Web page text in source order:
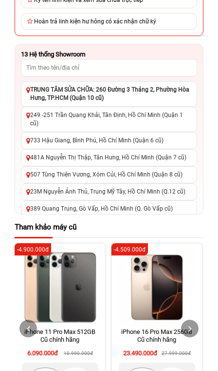
Hoàn trả linh kiện hư hỏng có xác nhận chữ ký
13 Hệ thống Showroom
TRUNG TÂM SỬA CHỮA: 260 Đường 3 Tháng 2, Phường Hòa
Hưng, TP.HCM (Quận 10 cũ)
249 -251 Trần Quang Khải, Tân Định, Hồ Chí Minh (Quận 1
cũ)
733 Hậu Giang, Bình Phú, Hồ Chí Minh (Quận 6 cũ)
481A Nguyễn Thị Thập, Tân Hưng, Hồ Chí Minh (Quận 7 cũ)
507 Tùng Thiện Vương, Xóm Củi, Hồ Chí Minh (Quận 8 cũ)
23M Nguyễn Ảnh Thủ, Trung Mỹ Tây, Hồ Chí Minh (Q.12 cũ)
389 Quang Trung, Gò Vấp, Hồ Chí Minh (Q. Gò Vấp cũ)
625 - 625A Âu Cơ, Tân Phú, Hồ Chí Minh (Quận Tân Phú cũ)
326 Lê Văn Việt, Tăng Nhơn Phú, Hồ Chí Minh (Q.9 TP. Thủ
Đức cũ)
256 Võ Văn Ngân, Thủ Đức, Hồ Chí Minh (Bình Thọ, TP. Thủ
Đức Cũ)
70 Nguyễn An Ninh, Dĩ An, Hồ Chí Minh (Bình Dương Cũ)
24h Vũng Tàu: 162A Ba Cu, Vũng Tàu, Hồ Chí Minh (TP. Vũng
Tàu cũ)
198 Hoàng Văn Thụ, Tân Sơn Nhất, Hồ Chí Minh (Tân Bình
Tham khảo máy cũ
iPhone 11 Pro Max 512GB
Cũ chính hãng
6.090.000đ
10.990.000đ
-4.900.000đ
iPhone 16 Pro Max 256GB
Cũ chính hãng
23.490.000đ
27.999.000đ
-4.509.000đ